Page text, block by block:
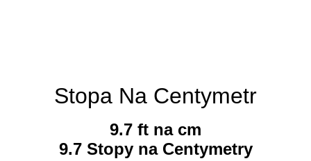
Stopa Na Centymetr
9.7 ft na cm
9.7 Stopy na Centymetry